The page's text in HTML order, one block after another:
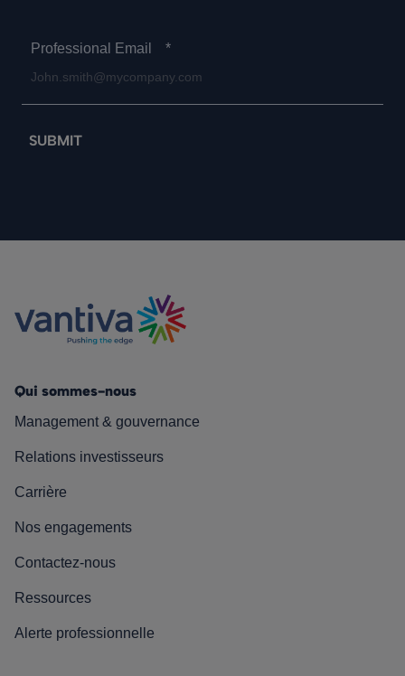
Professional Email *
Qui sommes-nous
Management & gouvernance
Relations investisseurs
Carrière
Nos engagements
Contactez-nous
Ressources
Alerte professionnelle